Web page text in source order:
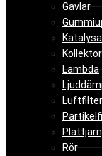
Gavlar
Kollektor
Lambda
Luftfilter
Rör